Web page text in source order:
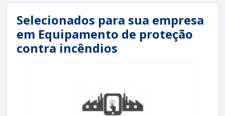
Selecionados para sua empresa
em Equipamento de proteção
contra incêndios